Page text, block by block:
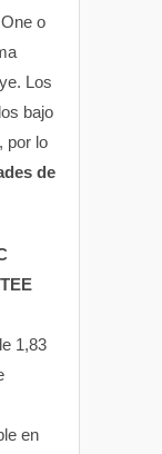
o
Los
bajo
por lo
de
1,83
en